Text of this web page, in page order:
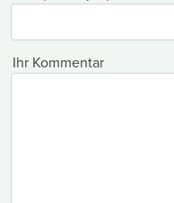
Ihr Kommentar